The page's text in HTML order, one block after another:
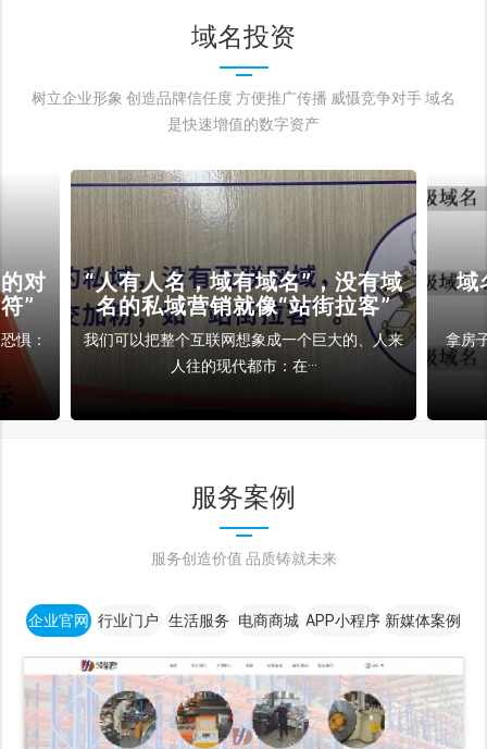
域名投资
树立企业形象 创造品牌信任度 方便推广传播 威慑竞争对手 域名
是快速增值的数字资产
对
”
惧：
“人有人名，域有域名”，没有域
名的私域营销就像“站街拉客”
我们可以把整个互联网想象成一个巨大的、人来
人往的现代都市：在···
域
拿房
服务案例
服务创造价值 品质铸就未来
企业官网 行业门户 生活服务 电商商城 APP小程序 新媒体案例